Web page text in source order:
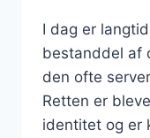
I dag er
bestanddel af
den ofte
Retten er
identitet og er